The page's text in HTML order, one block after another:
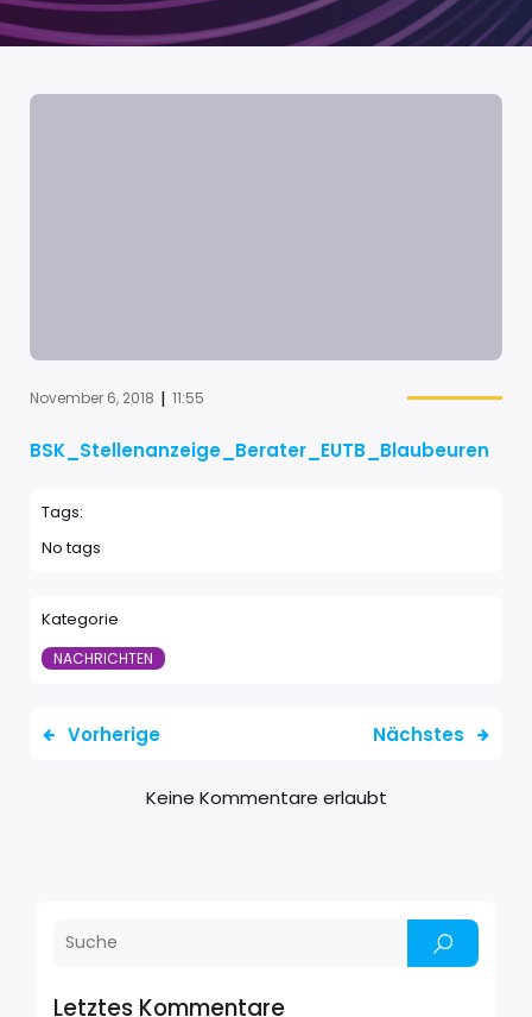
Letztes Kommentare
November 6, 2018 | 11:55
BSK_Stellenanzeige_Berater_EUTB_Blaubeuren
Tags:
No tags
Kategorie
NACHRICHTEN
Vorherige Nächstes
Keine Kommentare erlaubt